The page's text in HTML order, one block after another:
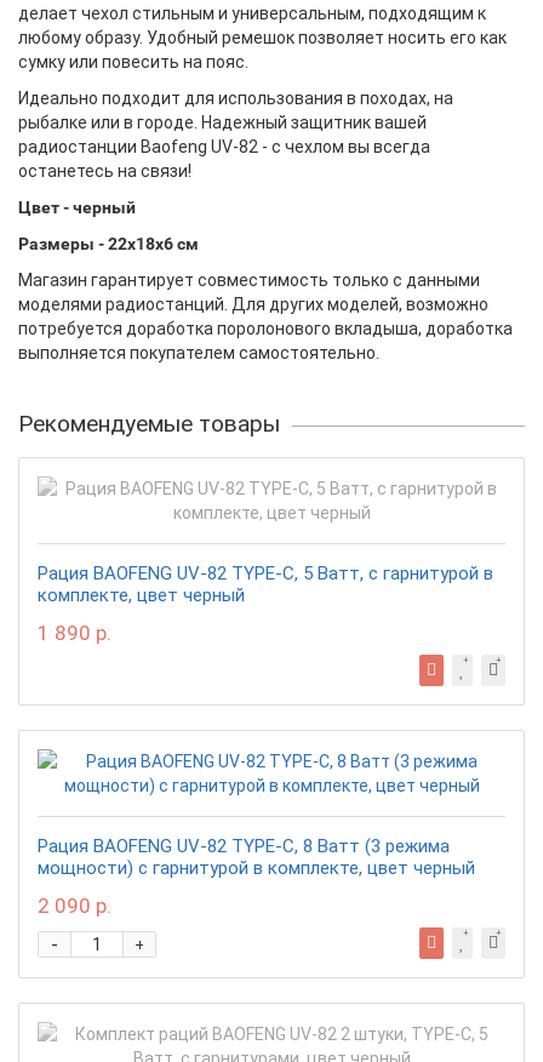
делает чехол стильным и универсальным, подходящим к
любому образу. Удобный ремешок позволяет носить его как
сумку или повесить на пояс.
Идеально подходит для использования в походах, на
рыбалке или в городе. Надежный защитник вашей
радиостанции Baofeng UV-82 - с чехлом вы всегда
останетесь на связи!
Цвет - черный
Размеры - 22х18х6 см
Магазин гарантирует совместимость только с данными
моделями радиостанций. Для других моделей, возможно
потребуется доработка поролонового вкладыша, доработка
выполняется покупателем самостоятельно.
Рекомендуемые товары
Рация BAOFENG UV-82 TYPE-C, 5 Ватт, с гарнитурой в
комплекте, цвет черный
1 890 р.
Рация BAOFENG UV-82 TYPE-C, 8 Ватт (3 режима
мощности) с гарнитурой в комплекте, цвет черный
2 090 р.
+
-